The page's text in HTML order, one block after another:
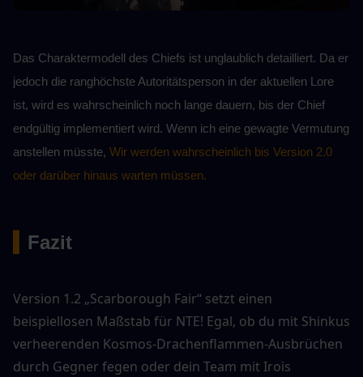
Das Charaktermodell des Chiefs ist unglaublich detailliert. Da er
jedoch die ranghöchste Autoritätsperson in der aktuellen Lore
ist, wird es wahrscheinlich noch lange dauern, bis der Chief
endgültig implementiert wird. Wenn ich eine gewagte Vermutung
anstellen müsste, Wir werden wahrscheinlich bis Version 2.0
oder darüber hinaus warten müssen.
Fazit
Version 1.2 „Scarborough Fair“ setzt einen
beispiellosen Maßstab für NTE! Egal, ob du mit Shinkus
verheerenden Kosmos-Drachenflammen-Ausbrüchen
durch Gegner fegen oder dein Team mit Irois